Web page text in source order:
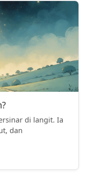
di langit. Ia
dan